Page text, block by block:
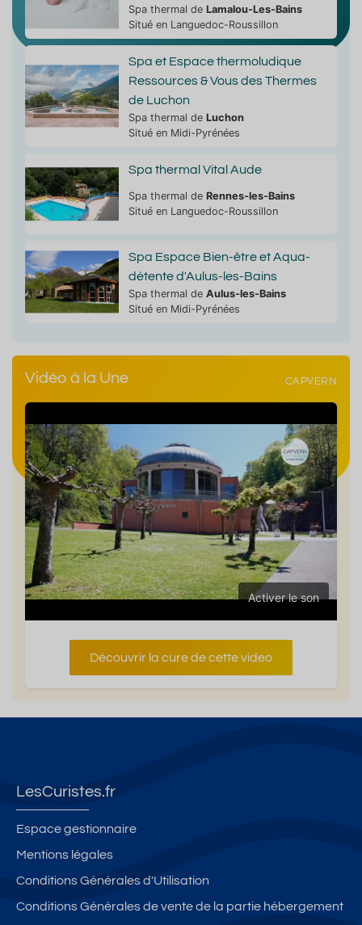
Spa thermal de Lamalou-Les-Bains
Situé en Languedoc-Roussillon
Spa et Espace thermoludique
Ressources & Vous des Thermes
de Luchon
Spa thermal de Luchon
Situé en Midi-Pyrénées
Spa thermal Vital Aude
Spa thermal de Rennes-les-Bains
Situé en Languedoc-Roussillon
Spa Espace Bien-être et Aqua-
détente d'Aulus-les-Bains
Spa thermal de Aulus-les-Bains
Situé en Midi-Pyrénées
Vidéo à la Une CAPVERN
Activer le son
Découvrir la cure de cette video
LesCuristes.fr
Espace gestionnaire
Mentions légales
Conditions Générales d'Utilisation
Conditions Générales de vente de la partie hébergement